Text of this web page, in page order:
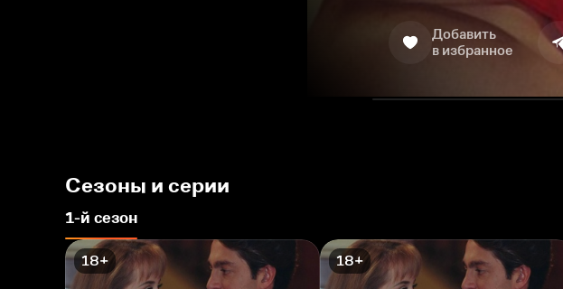
Добавить
в избранное
Сезоны и серии
1-й сезон
18+ 18+